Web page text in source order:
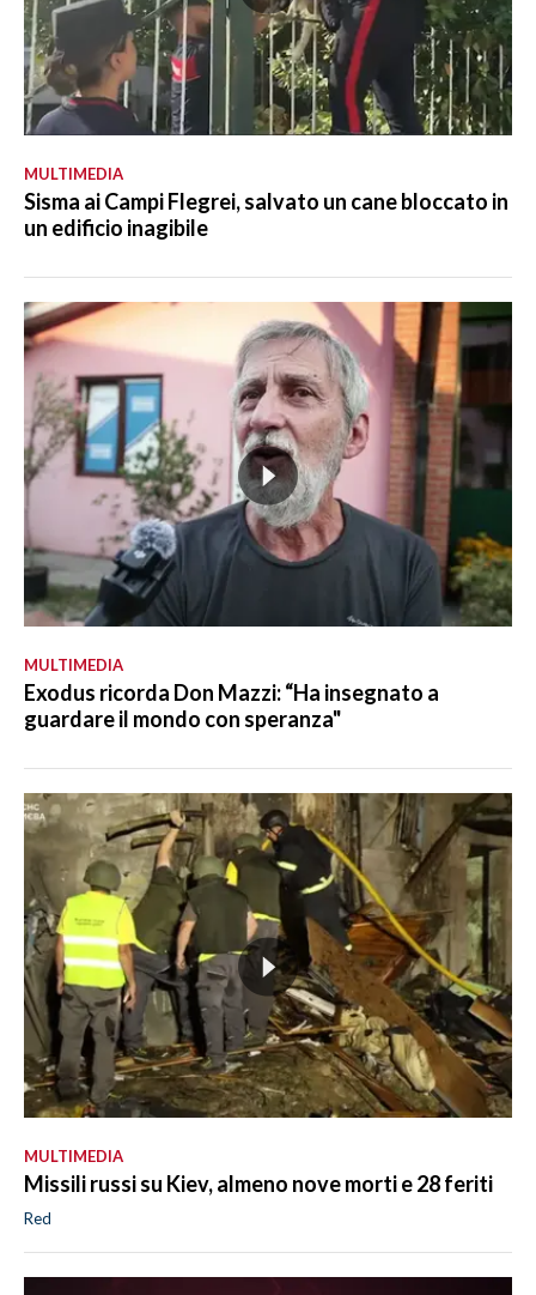
MULTIMEDIA
Sisma ai Campi Flegrei, salvato un cane bloccato in
un edificio inagibile
MULTIMEDIA
Exodus ricorda Don Mazzi: “Ha insegnato a
guardare il mondo con speranza"
MULTIMEDIA
Missili russi su Kiev, almeno nove morti e 28 feriti
Red